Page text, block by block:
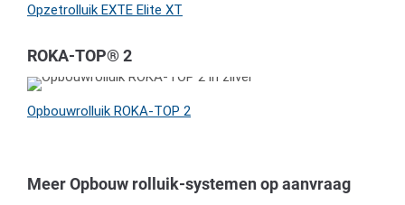
Opzetrolluik EXTE Elite XT
ROKA-TOP® 2
Opbouwrolluik ROKA-TOP 2
Meer Opbouw rolluik-systemen op aanvraag